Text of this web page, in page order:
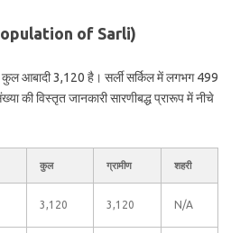
of Sarli)
आबादी 3,120 है। सर्ली सर्किल में लगभग 499
की विस्तृत जानकारी सारणीबद्ध प्रारूप में नीचे
कुल ग्रामीण शहरी
3,120 3,120 N/A